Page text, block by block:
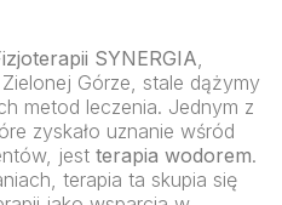
SYNERGIA,
Górze, stale dążymy
metod leczenia. Jednym z
zyskało uznanie wśród
jest terapia wodorem.
terapia ta skupia się